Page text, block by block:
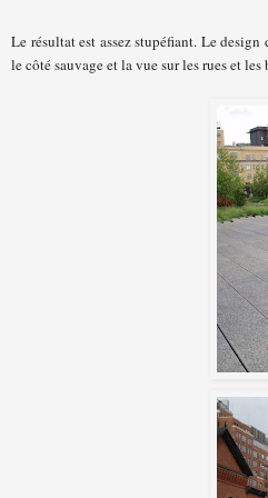
Le résultat est assez stupéfiant. Le
le côté sauvage et la vue sur les rues et